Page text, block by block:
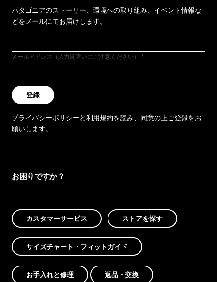
パタゴニアのストーリー、環境への取り組み、イベント情報な
どをメールにてお届けします。
メールアドレス（入力間違いにご注意ください）
登録
プライバシーポリシーと利用規約を読み、同意の上ご登録をお
願いします。
お困りですか？
カスタマーサービス ストアを探す
サイズチャート・フィットガイド
お手入れと修理 返品・交換